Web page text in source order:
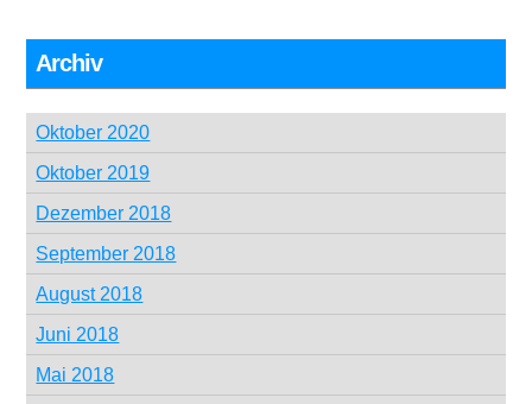
Archiv
Oktober 2020
Oktober 2019
Dezember 2018
September 2018
August 2018
Juni 2018
Mai 2018